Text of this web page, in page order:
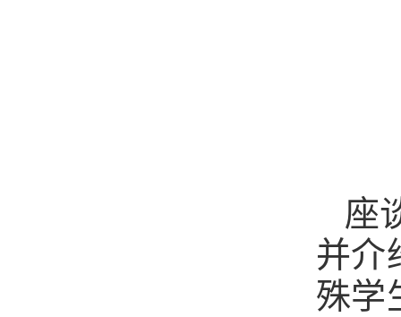
座
并介
殊学